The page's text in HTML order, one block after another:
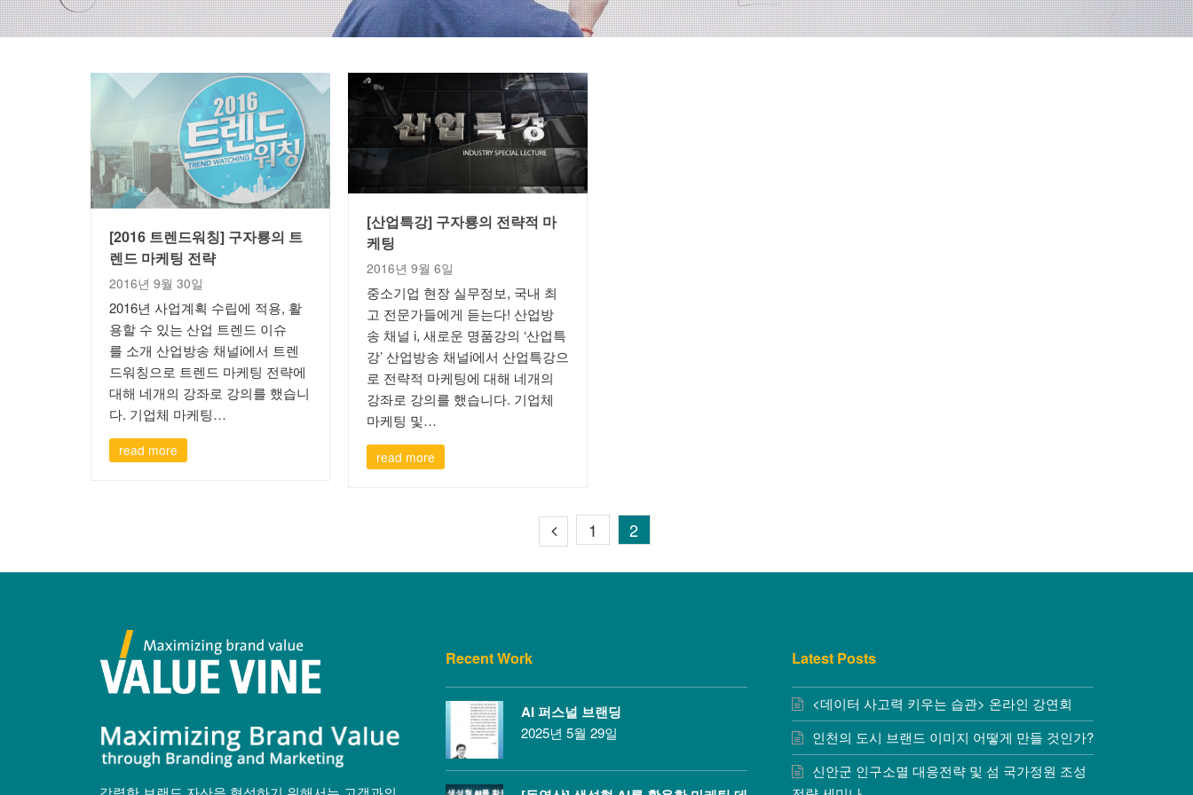
[2016 트렌드워칭] 구자룡의 트
렌드 마케팅 전략
2016년 9월 30일
2016년 사업계획 수립에 적용, 활
용할 수 있는 산업 트렌드 이슈
를 소개 산업방송 채널i에서 트렌
드워칭으로 트렌드 마케팅 전략에
대해 네개의 강좌로 강의를 했습니
다. 기업체 마케팅…
read more
[산업특강] 구자룡의 전략적 마
케팅
2016년 9월 6일
중소기업 현장 실무정보, 국내 최
고 전문가들에게 듣는다! 산업방
송 채널 i, 새로운 명품강의 ‘산업특
강’ 산업방송 채널i에서 산업특강으
로 전략적 마케팅에 대해 네개의
강좌로 강의를 했습니다. 기업체
마케팅 및…
read more
1 2
Recent Work
AI 퍼스널 브랜딩
2025년 5월 29일
Latest Posts
<데이터 사고력 키우는 습관> 온라인 강연회
인천의 도시 브랜드 이미지 어떻게 만들 것인가?
신안군 인구소멸 대응전략 및 섬 국가정원 조성